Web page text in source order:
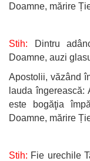
Doamne, mărire
Stih:
Dintru
Doamne, auzi
Apostolii, văzând
lauda îngerească:
este bogăţia
Doamne, mărire
Stih: Fie urechile